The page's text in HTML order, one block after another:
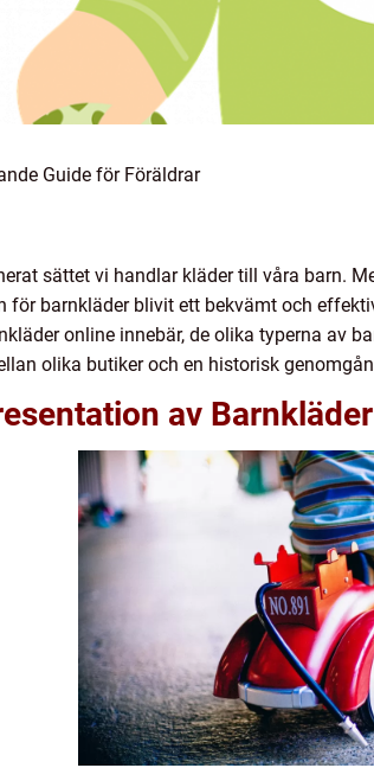
Guide för Föräldrar
sättet vi handlar kläder till våra barn.
för barnkläder blivit ett bekvämt och
online innebär, de olika typerna av
olika butiker och en historisk
av